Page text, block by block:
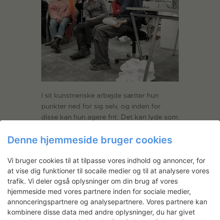
I sit kunstneriske arbejde sætter hun
punkter ned for sig selv, og inden for
disse kan hun agere frit. Det kan lyde som
Haugaard er det en bevægelse hele vejen
hoved, der betyder, at hun træder ind i
det sted, hun er. Mange ting kommer til
hende undervejs i denne proces – folk
kommer sågar også til hende med ting –
og denne særlige praksis skaber
rammerne for en række særegne
Denne hjemmeside bruger cookies
Vi bruger cookies til at tilpasse vores indhold og annoncer, for
at vise dig funktioner til socaile medier og til at analysere vores
trafik. Vi deler også oplysninger om din brug af vores
hjemmeside med vores partnere inden for sociale medier,
annonceringspartnere og analysepartnere. Vores partnere kan
kombinere disse data med andre oplysninger, du har givet